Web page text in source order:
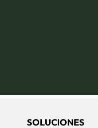
SOLUCIONES